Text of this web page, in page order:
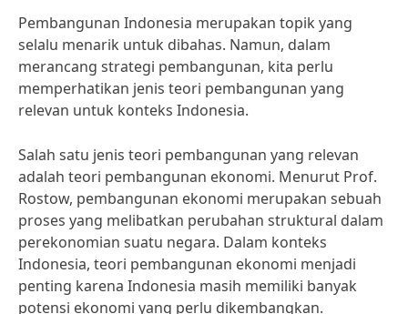
Pembangunan Indonesia merupakan topik yang
selalu menarik untuk dibahas. Namun, dalam
merancang strategi pembangunan, kita perlu
memperhatikan jenis teori pembangunan yang
relevan untuk konteks Indonesia.
Salah satu jenis teori pembangunan yang relevan
adalah teori pembangunan ekonomi. Menurut Prof.
Rostow, pembangunan ekonomi merupakan sebuah
proses yang melibatkan perubahan struktural dalam
perekonomian suatu negara. Dalam konteks
Indonesia, teori pembangunan ekonomi menjadi
penting karena Indonesia masih memiliki banyak
potensi ekonomi yang perlu dikembangkan.